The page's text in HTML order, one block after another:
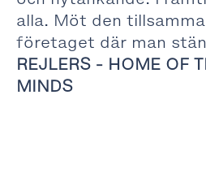
alla. Möt den
företaget där man
REJLERS - HOME OF
MINDS